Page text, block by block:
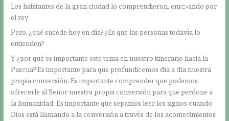
Los habitantes de la gran ciudad lo comprendieron, empezando por
el rey.
Pero, ¿qué sucede hoy en día? ¿Es que las personas todavía lo
entienden?
Y ¿por qué es importante este tema en nuestro itinerario hacia la
Pascua? Es importante para que profundicemos día a día nuestra
propia conversión. Es importante comprender que podemos
ofrecerle al Señor nuestra propia conversión para que perdone a
la humanidad. Es importante que sepamos leer los signos cuando
Dios está llamando a la conversión a través de los acontecimientos